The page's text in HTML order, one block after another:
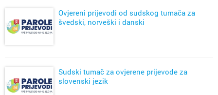
Ovjereni prijevodi od sudskog tumača za
švedski, norveški i danski
Sudski tumač za ovjerene prijevode za
slovenski jezik